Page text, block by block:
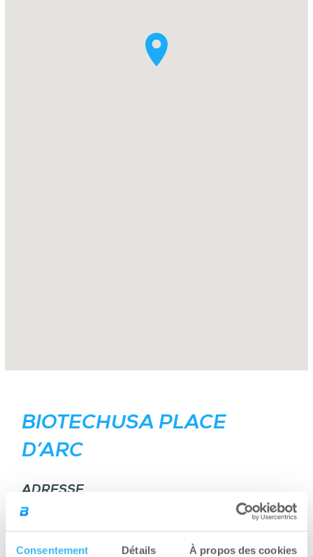
Consentement Détails À propos des cookies
BIOTECHUSA PLACE
D’ARC
DÉTAILS
ADRESSE
2 Rue Nicolas Copernic France